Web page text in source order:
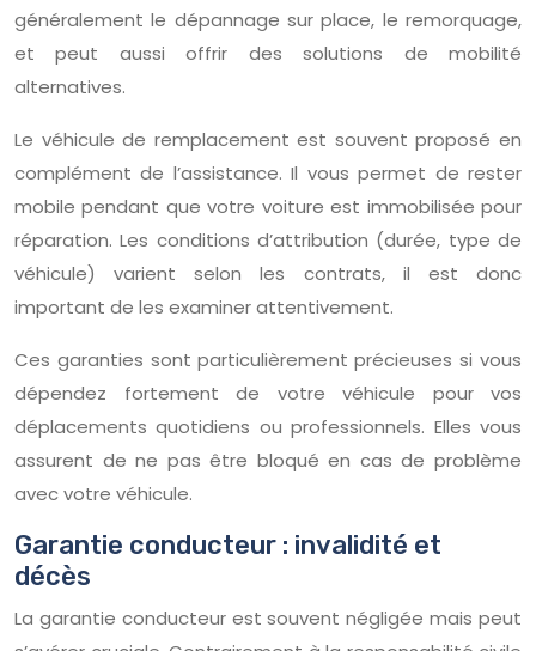
généralement le dépannage sur place, le remorquage,
et peut aussi offrir des solutions de mobilité
alternatives.
Le véhicule de remplacement est souvent proposé en
complément de l’assistance. Il vous permet de rester
mobile pendant que votre voiture est immobilisée pour
réparation. Les conditions d’attribution (durée, type de
véhicule) varient selon les contrats, il est donc
important de les examiner attentivement.
Ces garanties sont particulièrement précieuses si vous
dépendez fortement de votre véhicule pour vos
déplacements quotidiens ou professionnels. Elles vous
assurent de ne pas être bloqué en cas de problème
avec votre véhicule.
Garantie conducteur : invalidité et
décès
La garantie conducteur est souvent négligée mais peut